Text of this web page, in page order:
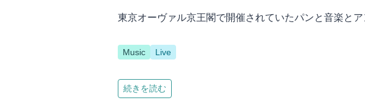
東京オーヴァル京王閣で開催されていたパンと音楽と
Music Live
続きを読む